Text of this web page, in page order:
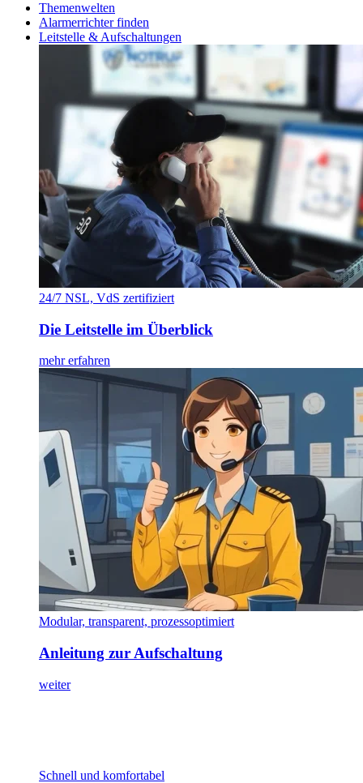
Themenwelten
Alarmerrichter finden
Leitstelle & Aufschaltungen
24/7 NSL, VdS zertifiziert
Die Leitstelle im Überblick
mehr erfahren
Modular, transparent, prozessoptimiert
Anleitung zur Aufschaltung
weiter
Schnell und komfortabel